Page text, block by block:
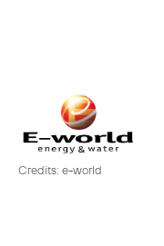
Credits: e-world